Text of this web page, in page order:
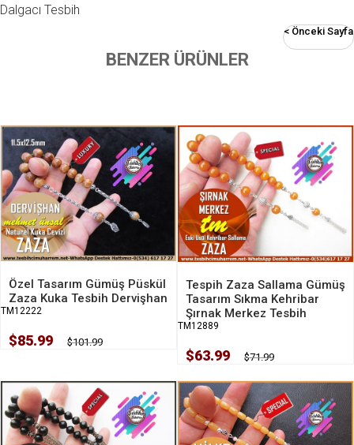
Dalgacı Tesbih
< Önceki Sayfa
BENZER ÜRÜNLER
Özel Tasarım Gümüş Püskül
Zaza Kuka Tesbih Dervişhan
TM12222
$85.99 $101.99
Tespih Zaza Sallama Gümüş
Tasarım Sıkma Kehribar
Şırnak Merkez Tesbih
TM12889
$63.99 $71.99